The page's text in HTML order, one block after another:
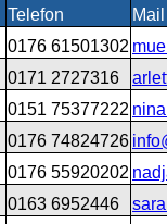
Telefon
Mail
0176 61501302
0171 2727316
0151 75377222
0176 74824726
0176 55920202
0163 6952446